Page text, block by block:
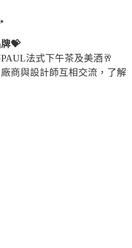
💝
法式下午茶及美酒🥂
商與設計師互相交流，了解